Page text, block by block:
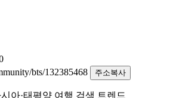
bts/132385468
주소복사